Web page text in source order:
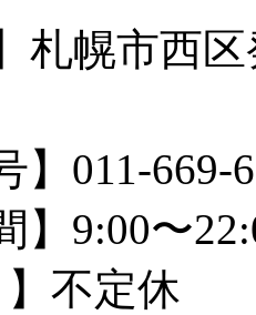
幌市西区
】011-669-
】9:00〜
不定休